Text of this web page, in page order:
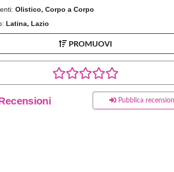
Olistico, Corpo a Corpo
Latina, Lazio
PROMUOVI
Pubblica